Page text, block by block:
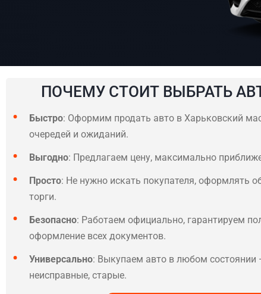
ПОЧЕМУ СТОИТ ВЫБРАТЬ
Быстро: Оформим продать авто в Харьковский
очередей и ожиданий.
Выгодно: Предлагаем цену, максимально
Просто: Не нужно искать покупателя, оформлять
торги.
Безопасно: Работаем официально, гарантируем
оформление всех документов.
Универсально: Выкупаем авто в любом состоянии
неисправные, старые.